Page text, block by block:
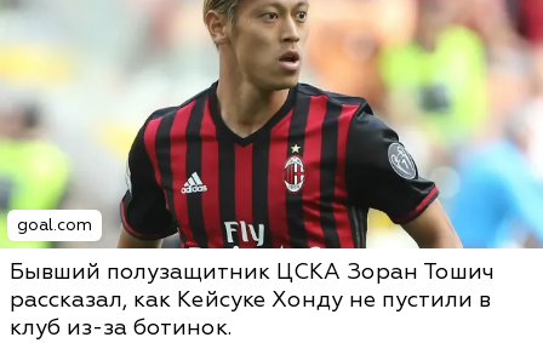
goal.com
Бывший полузащитник ЦСКА Зоран Тошич
рассказал, как Кейсуке Хонду не пустили в
клуб из-за ботинок.